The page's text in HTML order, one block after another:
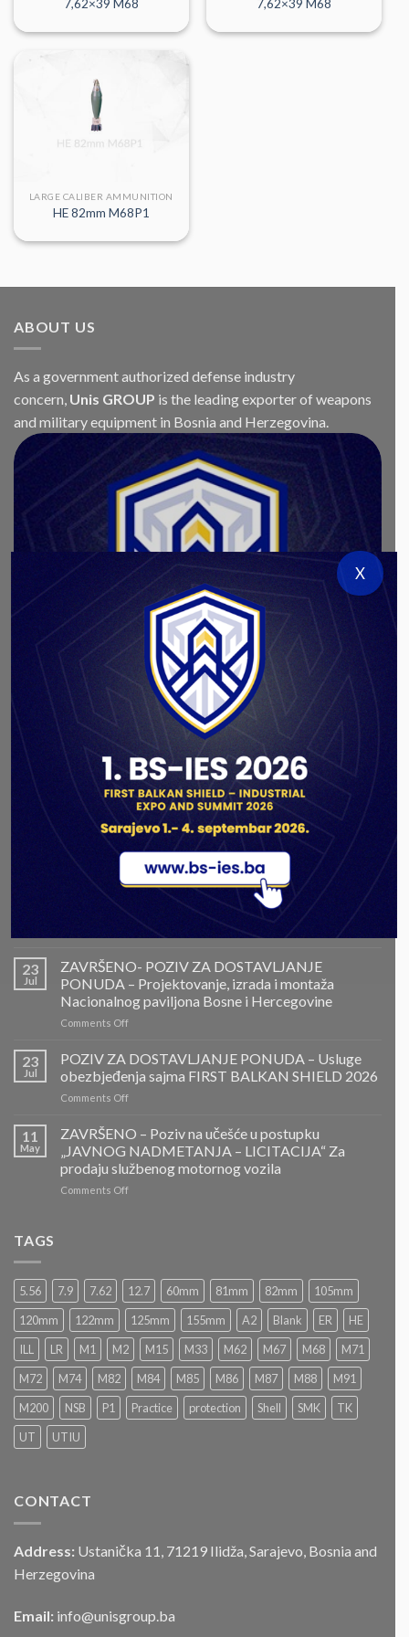
7,62×39 M68 7,62×39 M68
LARGE CALIBER AMMUNITION
HE 82mm M68P1
ABOUT US
As a government authorized defense industry
concern, Unis GROUP is the leading exporter of weapons
and military equipment in Bosnia and Herzegovina.
LATEST
PONOVLJENI JAVNI POZIV ZA DOSTAVLJANJE
PONUDA
JAVNI
POZIV
ZA
DOSTAVLJANJE
PONUDA
23
Jul
ZAVRŠENO- POZIV ZA DOSTAVLJANJE
PONUDA – Projektovanje, izrada i montaža
Nacionalnog paviljona Bosne i Hercegovine
Comments Offon
POZIV
ZA
DOSTAVLJANJE
PONUDA
Projektovanje,
izrada
montaža
Nacionalnog
23
Jul
POZIV ZA DOSTAVLJANJE PONUDA – Usluge
obezbjeđenja sajma FIRST BALKAN SHIELD 2026
Comments Offon
ZA
DOSTAVLJANJE
PONUDA
–
Usluge
2026
11
May
ZAVRŠENO – Poziv na učešće u postupku
„JAVNOG NADMETANJA – LICITACIJA“ Za
prodaju službenog motornog vozila
Comments Offon
u
postupku
„JAVNOG
NADMETANJA
–
LICITACIJA“
Za
prodaju
službenog
motornog
TAGS
5.56 7.9 7.62 12.7 60mm 81mm 82mm
105mm
120mm
122mm 125mm 155mm A2 Blank ER
HE
ILL
LR M1 M2 M15 M33 M62 M67 M68
M71
M72
M74 M82 M84 M85 M86 M87 M88
M91
M200
NSB P1 Practice protection Shell SMK
TK
UT
UTIU
CONTACT
Address: Ustanička 11, 71219 Ilidža, Sarajevo, Bosnia and
Herzegovina
Email: info@unisgroup.ba
X